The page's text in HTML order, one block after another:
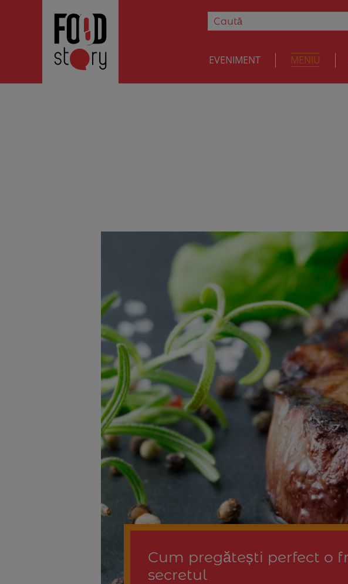
EVENIMENT MENIU
Cum pregătești perfect o
secretul